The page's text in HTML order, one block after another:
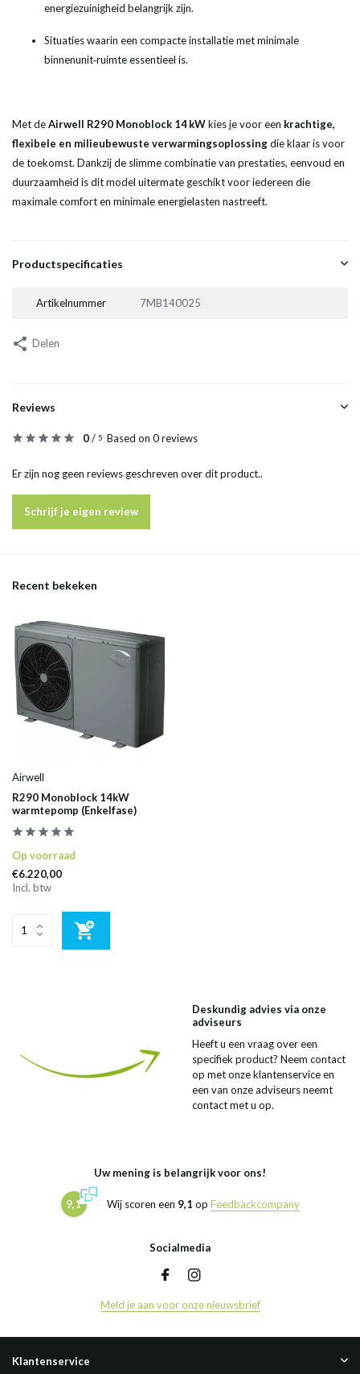
energiezuinigheid belangrijk zijn.
Situaties waarin een compacte installatie met minimale
binnenunit‑ruimte essentieel is.
Met deAirwell R290 Monoblock 14 kWkies je voor een krachtige,
flexibele en milieubewuste verwarmingsoplossingdie klaar is voor
de toekomst. Dankzij de slimme combinatie van prestaties, eenvoud en
duurzaamheid is dit model uitermate geschikt voor iedereen die
maximale comfort en minimale energielasten nastreeft.
Productspecificaties
Artikelnummer 7MB140025
Delen
Reviews
0/ 5 Based on 0 reviews
Er zijn nog geen reviews geschreven over dit product..
Schrijf je eigen review
Recent bekeken
Airwell
R290 Monoblock 14kW
warmtepomp (Enkelfase)
Op voorraad
€6.220,00
Incl. btw
Deskundig advies via onze
adviseurs
Heeft u een vraag over een
specifiek product? Neem contact
op met onze klantenservice en
een van onze adviseurs neemt
contact met u op.
Uw mening is belangrijk voor ons!
9,1 Wij scoren een 9,1 op Feedbackcompany
Socialmedia
Meld je aan voor onze nieuwsbrief
Klantenservice